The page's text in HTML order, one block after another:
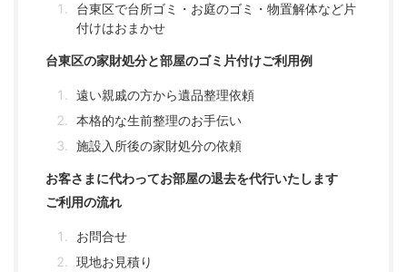
台東区で台所ゴミ・お庭のゴミ・物置解体など片
付けはおまかせ
台東区の家財処分と部屋のゴミ片付けご利用例
遠い親戚の方から遺品整理依頼
本格的な生前整理のお手伝い
施設入所後の家財処分の依頼
お客さまに代わってお部屋の退去を代行いたします
ご利用の流れ
お問合せ
現地お見積り